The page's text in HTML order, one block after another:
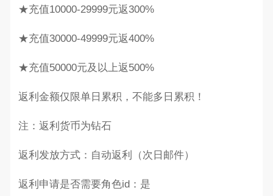
★充值10000-29999元返300%
★充值30000-49999元返400%
★充值50000元及以上返500%
返利金额仅限单日累积，不能多日累积！
注：返利货币为钻石
返利发放方式：自动返利（次日邮件）
返利申请是否需要角色id：是